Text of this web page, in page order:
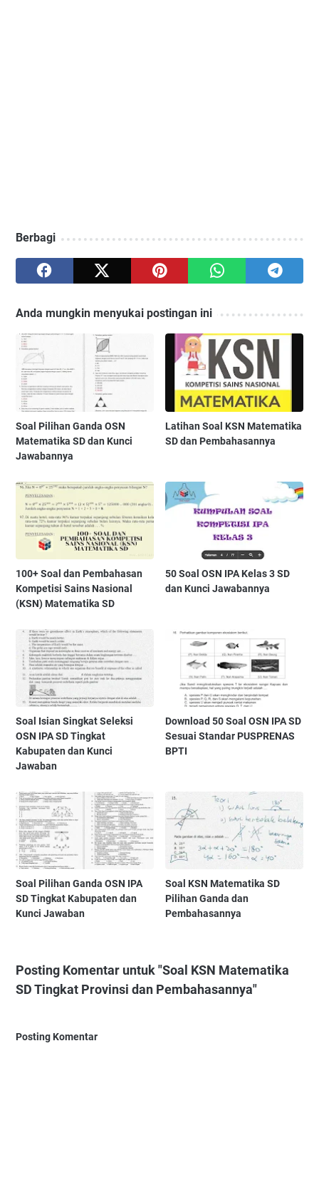
Berbagi
Anda mungkin menyukai postingan ini
Soal Pilihan Ganda OSN
Matematika SD dan Kunci
Jawabannya
Latihan Soal KSN Matematika
SD dan Pembahasannya
100+ Soal dan Pembahasan
Kompetisi Sains Nasional
(KSN) Matematika SD
50 Soal OSN IPA Kelas 3 SD
dan Kunci Jawabannya
Soal Isian Singkat Seleksi
OSN IPA SD Tingkat
Kabupaten dan Kunci
Jawaban
Download 50 Soal OSN IPA SD
Sesuai Standar PUSPRENAS
BPTI
Soal Pilihan Ganda OSN IPA
SD Tingkat Kabupaten dan
Kunci Jawaban
Soal KSN Matematika SD
Pilihan Ganda dan
Pembahasannya
Posting Komentar untuk "Soal KSN Matematika
SD Tingkat Provinsi dan Pembahasannya"
Posting Komentar